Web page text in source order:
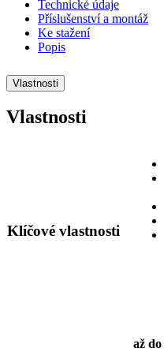
Technické údaje
Příslušenství a montáž
Ke stažení
Popis
Vlastnosti
Vlastnosti
Klíčové vlastnosti
až do